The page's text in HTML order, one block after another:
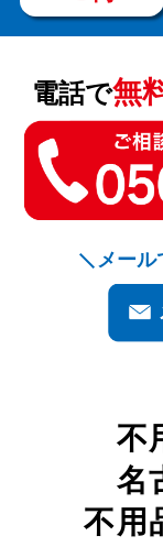
料金
対応
お
よ
電話で無
メー
不
名
不用